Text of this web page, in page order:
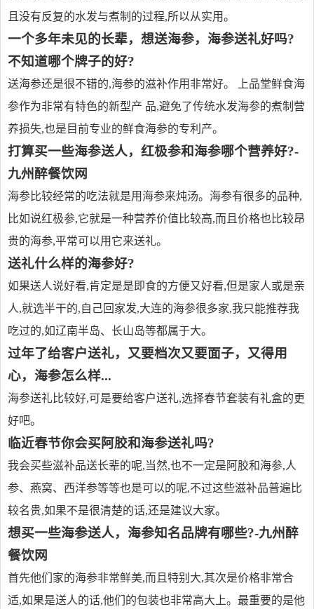
且没有反复的水发与煮制的过程,所以从实用。
一个多年未见的长辈，想送海参，海参送礼好吗?
不知道哪个牌子的好?
送海参还是很不错的,海参的滋补作用非常好。 上品堂鲜食海
参作为非常有特色的新型产 品,避免了传统水发海参的煮制营
养损失,也是目前专业的鲜食海参的专利产。
打算买一些海参送人，红极参和海参哪个营养好?-
九州醉餐饮网
海参比较经常的吃法就是用海参来炖汤。海参有很多的品种,
比如说红极参,它就是一种营养价值比较高,而且价格也比较昂
贵的海参,平常可以用它来送礼。
送礼什么样的海参好?
如果送人说好看,肯定是是即食的方便又好看,但是家人或是亲
人,就选半干的,自己回家发,大连的海参很多家,我只能推荐我
吃过的,如辽南半岛、长山岛等都属于大。
过年了给客户送礼，又要档次又要面子，又得用
心，海参怎么样...
海参送礼比较好,可是要给客户送礼,选择春节套装有礼盒的更
好吧。
临近春节你会买阿胶和海参送礼吗?
我会买些滋补品送长辈的呢,当然,也不一定是阿胶和海参,人
参、燕窝、西洋参等等也是可以的呢,不过这些滋补品普遍比
较名贵,如果不是很清楚的话,还是建议大家。
想买一些海参送人，海参知名品牌有哪些?-九州醉
餐饮网
首先他们家的海参非常鲜美,而且特别大,其次是价格非常合
适,如果是送人的话,他们的包装也非常高大上。最重要的是他